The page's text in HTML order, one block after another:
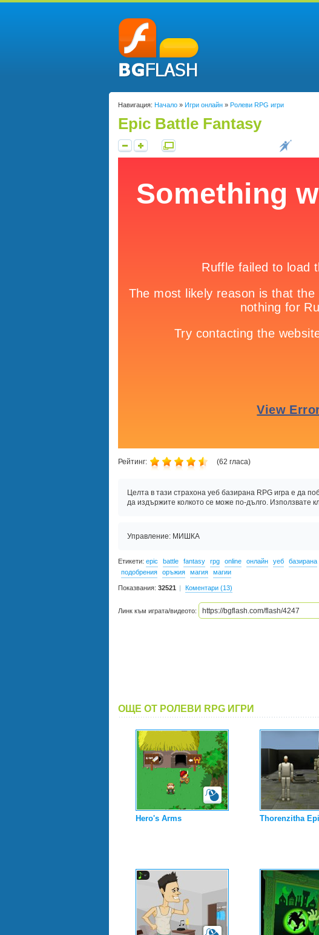
Навигация: Начало» Игри онлайн» Ролеви RPG игри
Epic Battle Fantasy
Рейтинг: (62 гласа)
Целта в тази страхона уеб базирана RPG игра е да
да издържите колкото се може по-дълго. Използвате
Управление: МИШКА
Етикети: epic battle fantasy rpg online онлайн уеб базирана
подобрения
оръжия магия магии
Показвания: 32521 Коментари (13)
Линк към играта/видеото:
ОЩЕ ОТ РОЛЕВИ RPG ИГРИ
Hero's Arms Thorenzitha